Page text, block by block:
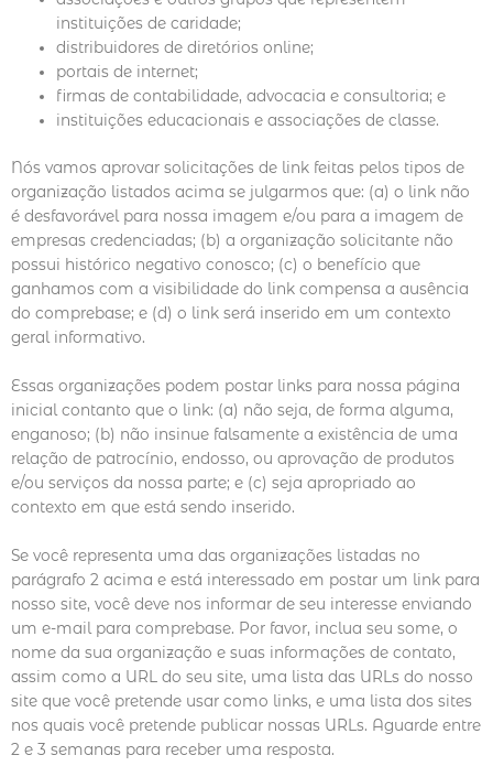
instituições de caridade;
distribuidores de diretórios online;
portais de internet;
firmas de contabilidade, advocacia e consultoria; e
instituições educacionais e associações de classe.
Nós vamos aprovar solicitações de link feitas pelos tipos de
organização listados acima se julgarmos que: (a) o link não
é desfavorável para nossa imagem e/ou para a imagem de
empresas credenciadas; (b) a organização solicitante não
possui histórico negativo conosco; (c) o benefício que
ganhamos com a visibilidade do link compensa a ausência
do comprebase; e (d) o link será inserido em um contexto
geral informativo.
Essas organizações podem postar links para nossa página
inicial contanto que o link: (a) não seja, de forma alguma,
enganoso; (b) não insinue falsamente a existência de uma
relação de patrocínio, endosso, ou aprovação de produtos
e/ou serviços da nossa parte; e (c) seja apropriado ao
contexto em que está sendo inserido.
Se você representa uma das organizações listadas no
parágrafo 2 acima e está interessado em postar um link para
nosso site, você deve nos informar de seu interesse enviando
um e-mail para comprebase. Por favor, inclua seu some, o
nome da sua organização e suas informações de contato,
assim como a URL do seu site, uma lista das URLs do nosso
site que você pretende usar como links, e uma lista dos sites
nos quais você pretende publicar nossas URLs. Aguarde entre
2 e 3 semanas para receber uma resposta.